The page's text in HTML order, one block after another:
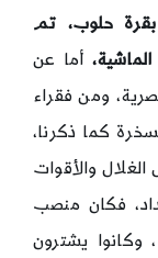
حلوب، تم
أما عن
ومن فقراء
كما ذكرنا،
والأقوات
فكان منصب
وكانوا يشترون